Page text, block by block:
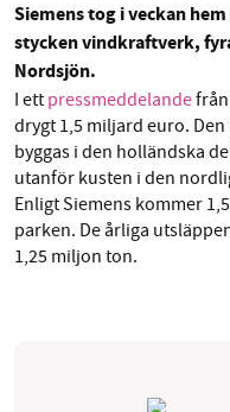
Facebook
Siemens tog i veckan
stycken vindkraftverk,
Nordsjön.
I ett pressmeddelande
drygt 1,5 miljard euro.
byggas i den holländska
utanför kusten i den
Enligt Siemens kommer
parken. De årliga
1,25 miljon ton.
Läs